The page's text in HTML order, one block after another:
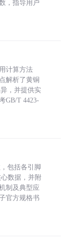
，指导用户
计算方法
解析了黄铜
，并提供实
GB/T 4423-
包括各引脚
数据，并附
制及典型应
官方规格书